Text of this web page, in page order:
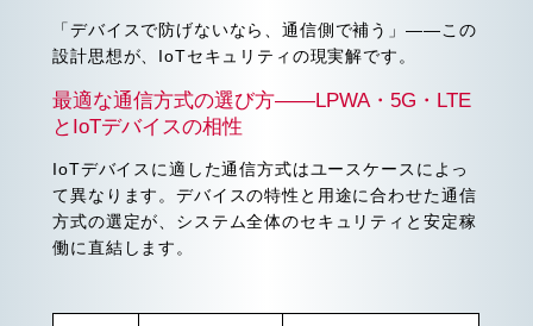
「デバイスで防げないなら、通信側で補う」——この
設計思想が、IoTセキュリティの現実解です。
最適な通信方式の選び方——LPWA・5G・LTE
とIoTデバイスの相性
IoTデバイスに適した通信方式はユースケースによっ
て異なります。デバイスの特性と用途に合わせた通信
方式の選定が、システム全体のセキュリティと安定稼
働に直結します。